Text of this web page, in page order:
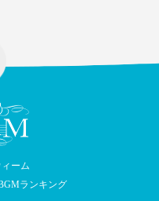
ーム
ランキング